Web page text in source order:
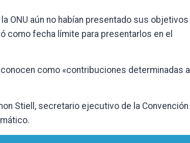
ONU aún no habían presentado sus objetivos
como fecha límite para presentarlos en el
como «contribuciones determinadas a
Stiell, secretario ejecutivo de la Convención